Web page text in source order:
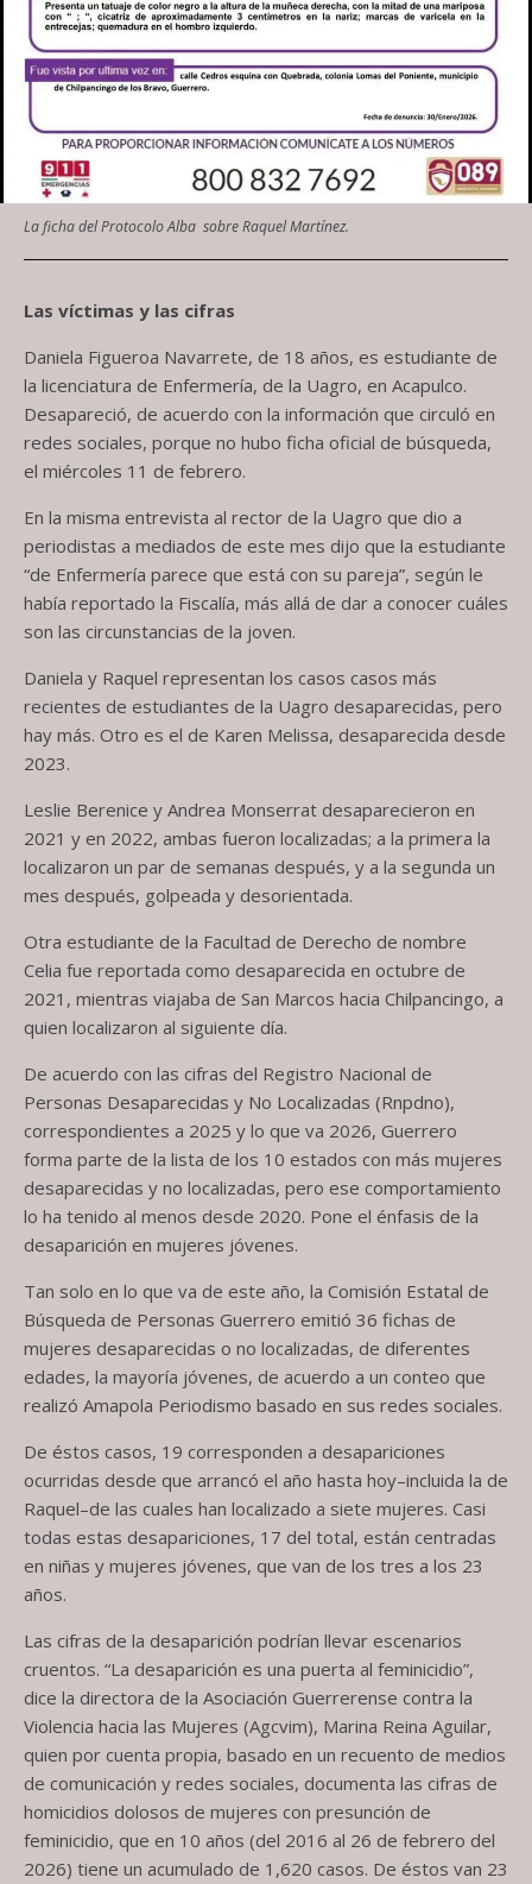
La ficha del Protocolo Alba sobre Raquel Martínez.
Las víctimas y las cifras
Daniela Figueroa Navarrete, de 18 años, es estudiante de
la licenciatura de Enfermería, de la Uagro, en Acapulco.
Desapareció, de acuerdo con la información que circuló en
redes sociales, porque no hubo ficha oficial de búsqueda,
el miércoles 11 de febrero.
En la misma entrevista al rector de la Uagro que dio a
periodistas a mediados de este mes dijo que la estudiante
“de Enfermería parece que está con su pareja”, según le
había reportado la Fiscalía, más allá de dar a conocer cuáles
son las circunstancias de la joven.
Daniela y Raquel representan los casos casos más
recientes de estudiantes de la Uagro desaparecidas, pero
hay más. Otro es el de Karen Melissa, desaparecida desde
2023.
Leslie Berenice y Andrea Monserrat desaparecieron en
2021 y en 2022, ambas fueron localizadas; a la primera la
localizaron un par de semanas después, y a la segunda un
mes después, golpeada y desorientada.
Otra estudiante de la Facultad de Derecho de nombre
Celia fue reportada como desaparecida en octubre de
2021, mientras viajaba de San Marcos hacia Chilpancingo, a
quien localizaron al siguiente día.
De acuerdo con las cifras del Registro Nacional de
Personas Desaparecidas y No Localizadas (Rnpdno),
correspondientes a 2025 y lo que va 2026, Guerrero
forma parte de la lista de los 10 estados con más mujeres
desaparecidas y no localizadas, pero ese comportamiento
lo ha tenido al menos desde 2020. Pone el énfasis de la
desaparición en mujeres jóvenes.
Tan solo en lo que va de este año, la Comisión Estatal de
Búsqueda de Personas Guerrero emitió 36 fichas de
mujeres desaparecidas o no localizadas, de diferentes
edades, la mayoría jóvenes, de acuerdo a un conteo que
realizó Amapola Periodismo basado en sus redes sociales.
De éstos casos, 19 corresponden a desapariciones
ocurridas desde que arrancó el año hasta hoy–incluida la de
Raquel–de las cuales han localizado a siete mujeres. Casi
todas estas desapariciones, 17 del total, están centradas
en niñas y mujeres jóvenes, que van de los tres a los 23
años.
Las cifras de la desaparición podrían llevar escenarios
cruentos. “La desaparición es una puerta al feminicidio”,
dice la directora de la Asociación Guerrerense contra la
Violencia hacia las Mujeres (Agcvim), Marina Reina Aguilar,
quien por cuenta propia, basado en un recuento de medios
de comunicación y redes sociales, documenta las cifras de
homicidios dolosos de mujeres con presunción de
feminicidio, que en 10 años (del 2016 al 26 de febrero del
2026) tiene un acumulado de 1,620 casos. De éstos van 23